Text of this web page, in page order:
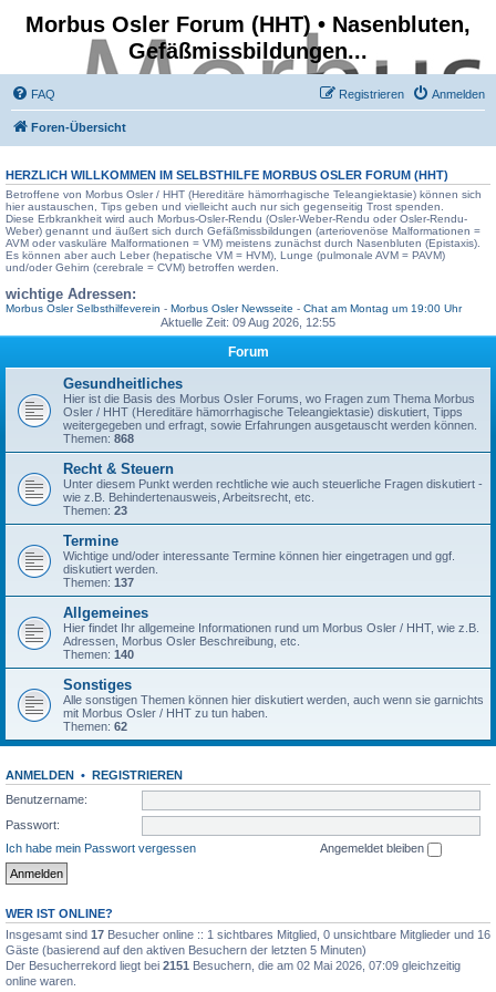
Morbus Osler Forum (HHT) • Nasenbluten,
Gefäßmissbildungen...
FAQ Anmelden
Registrieren
Foren-Übersicht
HERZLICH WILLKOMMEN IM SELBSTHILFE MORBUS OSLER FORUM (HHT)
Betroffene von Morbus Osler / HHT (Hereditäre hämorrhagische Teleangiektasie) können sich
hier austauschen, Tips geben und vielleicht auch nur sich gegenseitig Trost spenden.
Diese Erbkrankheit wird auch Morbus-Osler-Rendu (Osler-Weber-Rendu oder Osler-Rendu-
Weber) genannt und äußert sich durch Gefäßmissbildungen (arteriovenöse Malformationen =
AVM oder vaskuläre Malformationen = VM) meistens zunächst durch Nasenbluten (Epistaxis).
Es können aber auch Leber (hepatische VM = HVM), Lunge (pulmonale AVM = PAVM)
und/oder Gehirn (cerebrale = CVM) betroffen werden.
wichtige Adressen:
Morbus Osler Selbsthilfeverein - Morbus Osler Newsseite - Chat am Montag um 19:00 Uhr
Aktuelle Zeit: 09 Aug 2026, 12:55
Forum
Gesundheitliches
Hier ist die Basis des Morbus Osler Forums, wo Fragen zum Thema Morbus
Osler / HHT (Hereditäre hämorrhagische Teleangiektasie) diskutiert, Tipps
weitergegeben und erfragt, sowie Erfahrungen ausgetauscht werden können.
Themen: 868
Recht & Steuern
Unter diesem Punkt werden rechtliche wie auch steuerliche Fragen diskutiert -
wie z.B. Behindertenausweis, Arbeitsrecht, etc.
Themen: 23
Termine
Wichtige und/oder interessante Termine können hier eingetragen und ggf.
diskutiert werden.
Themen: 137
Allgemeines
Hier findet Ihr allgemeine Informationen rund um Morbus Osler / HHT, wie z.B.
Adressen, Morbus Osler Beschreibung, etc.
Themen: 140
Sonstiges
Alle sonstigen Themen können hier diskutiert werden, auch wenn sie garnichts
mit Morbus Osler / HHT zu tun haben.
Themen: 62
ANMELDEN • REGISTRIEREN
Benutzername:
Passwort:
Ich habe mein Passwort vergessen
Angemeldet bleiben
WER IST ONLINE?
Insgesamt sind 17 Besucher online :: 1 sichtbares Mitglied, 0 unsichtbare Mitglieder und 16
Gäste (basierend auf den aktiven Besuchern der letzten 5 Minuten)
Der Besucherrekord liegt bei 2151 Besuchern, die am 02 Mai 2026, 07:09 gleichzeitig
online waren.